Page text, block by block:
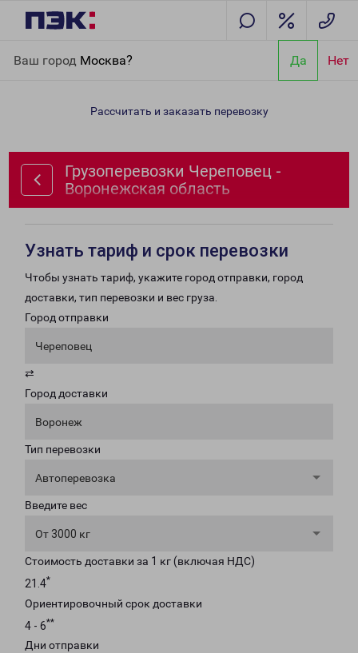
Ваш город Москва? Да Нет
Воронежская область
Рассчитать и заказать перевозку
Грузоперевозки Череповец -
Воронежская область
Узнать тариф и срок перевозки
Чтобы узнать тариф, укажите город отправки, город
доставки, тип перевозки и вес груза.
Город отправки
Череповец
⇄
Город доставки
Воронеж
Тип перевозки
Автоперевозка
Введите вес
От 3000 кг
Стоимость доставки за 1 кг (включая НДС)
21.4*
Ориентировочный срок доставки
4 - 6**
Дни отправки